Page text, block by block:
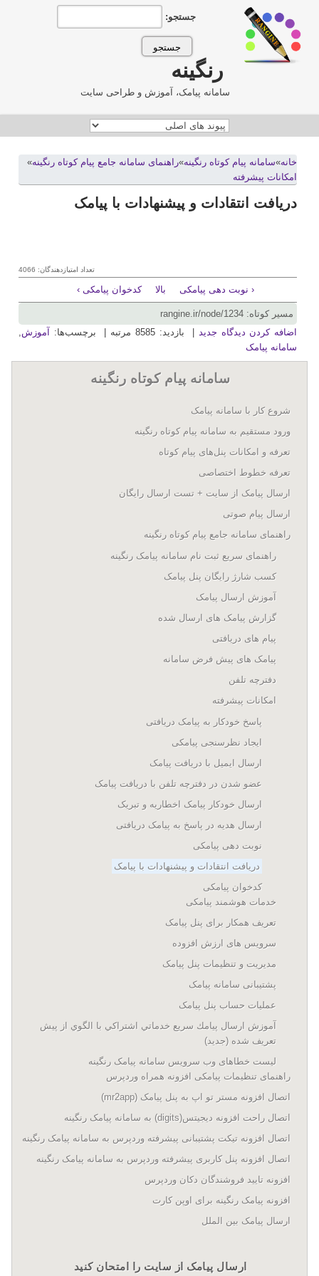
جستجو:
رنگینه
سامانه پیامک، آموزش و طراحی سایت
خانه»سامانه پيام کوتاه رنگينه»راهنمای سامانه جامع پیام کوتاه رنگینه»
امکانات پیشرفته
دریافت انتقادات و پیشنهادات با پیامک
تعداد امتیازدهندگان: 4066
‹ نوبت دهی پیامکی بالا کدخوان پیامکی ›
مسیر کوتاه: rangine.ir/node/1234
اضافه کردن دیدگاه جدید
| بازدید: 8585 مرتبه | برچسب‌ها: آموزش
سامانه پیامک
سامانه پيام کوتاه رنگينه
شروع کار با سامانه پيامک
ورود مستقیم به سامانه پیام کوتاه رنگینه
تعرفه و امکانات پنل‌های پيام کوتاه
تعرفه خطوط اختصاصی
ارسال پيامک از سايت + تست ارسال رایگان
ارسال پیام صوتی
راهنمای سامانه جامع پیام کوتاه رنگینه
راهنمای سریع ثبت نام سامانه پیامک رنگینه
کسب شارژ رایگان پنل پیامک
آموزش ارسال پیامک
گزارش پیامک های ارسال شده
پیام های دریافتی
پیامک های پیش فرض سامانه
دفترچه تلفن
امکانات پیشرفته
پاسخ خودکار به پیامک دریافتی
ایجاد نظرسنجی پیامکی
ارسال ایمیل با دریافت پیامک
عضو شدن در دفترچه تلفن با دریافت پیامک
ارسال خودکار پیامک اخطاریه و تبریک
ارسال هدیه در پاسخ به پیامک دریافتی
نوبت دهی پیامکی
دریافت انتقادات و پیشنهادات با پیامک
کدخوان پیامکی
خدمات هوشمند پیامکی
تعریف همکار برای پنل پیامک
سرویس های ارزش افزوده
مدیریت و تنظیمات پنل پیامک
پشتیبانی سامانه پیامک
عملیات حساب پنل پیامک
آموزش ارسال پيامك سريع خدماتي اشتراكي با الگوي از پيش
تعريف شده (جدید)
لیست خطاهای وب سرویس سامانه پیامک رنگینه
راهنمای تنظیمات پیامکی افزونه همراه وردپرس
اتصال افزونه مستر تو اپ به پنل پیامک (mr2app)
اتصال راحت افزونه دیجیتس(digits) به سامانه پیامک رنگینه
اتصال افزونه تیکت پشتیبانی پیشرفته وردپرس به سامانه پیامک رنگینه
اتصال افزونه پنل کاربری پیشرفته وردپرس به سامانه پیامک رنگینه
افزونه تایید فروشندگان دکان وردپرس
افزونه پیامک رنگینه برای اوپن کارت
ارسال پیامک بین الملل
ارسال پیامک از سایت را امتحان کنید